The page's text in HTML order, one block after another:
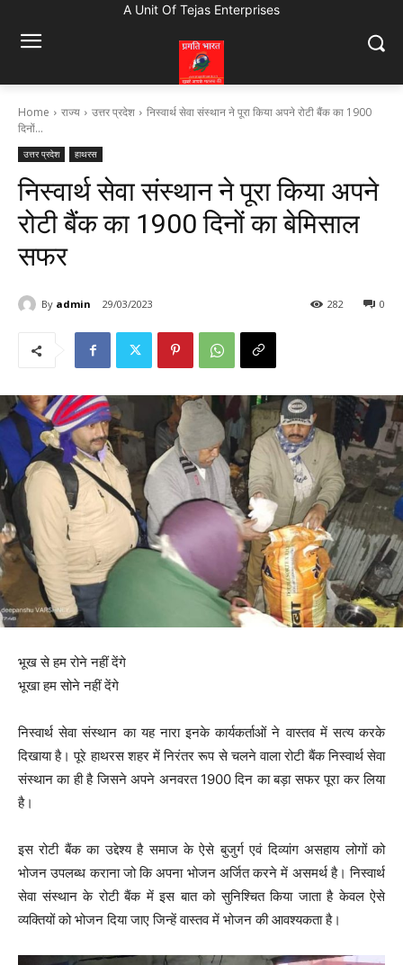
A Unit Of Tejas Enterprises
Home राज्य उत्तर प्रदेश
निस्वार्थ सेवा संस्थान ने पूरा किया अपने रोटी बैंक का 1900
दिनों...
उत्तर प्रदेश हाथरस
निस्वार्थ सेवा संस्थान ने पूरा किया अपने
रोटी बैंक का 1900 दिनों का बेमिसाल
सफर
By admin 29/03/2023 0
282
भूख से हम रोने नहीं देंगे
भूखा हम सोने नहीं देंगे
निस्वार्थ सेवा संस्थान का यह नारा इनके कार्यकर्ताओं ने वास्तव में सत्य करके
दिखाया है। पूरे हाथरस शहर में निरंतर रूप से चलने वाला रोटी बैंक निस्वार्थ सेवा
संस्थान का ही है जिसने अपने अनवरत 1900 दिन का बड़ा सफर पूरा कर लिया
है।
इस रोटी बैंक का उद्देश्य है समाज के ऐसे बुजुर्ग एवं दिव्यांग असहाय लोगों को
भोजन उपलब्ध कराना जो कि अपना भोजन अर्जित करने में असमर्थ है। निस्वार्थ
सेवा संस्थान के रोटी बैंक में इस बात को सुनिश्चित किया जाता है केवल ऐसे
व्यक्तियों को भोजन दिया जाए जिन्हें वास्तव में भोजन की आवश्यकता है।